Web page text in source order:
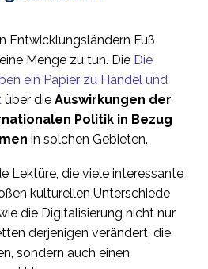
Entwicklungsländern Fuß
Menge zu tun. Die Die
ein Papier zu Handel und
über die Auswirkungen der
Politik in Bezug
in solchen Gebieten.
Lektüre, die viele interessante
kulturellen Unterschiede
die Digitalisierung nicht nur
derjenigen verändert, die
sondern auch einen